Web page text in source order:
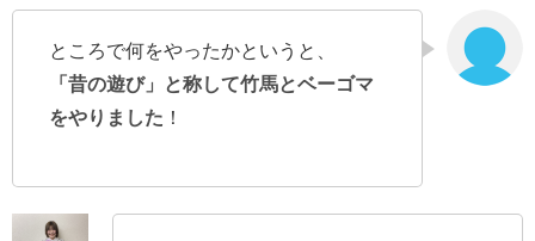
ところで何をやったかというと、
「昔の遊び」と称して竹馬とベーゴマ
をやりました ！